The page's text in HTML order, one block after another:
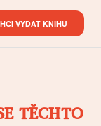
VYDAT KNIHU
TĚCHTO